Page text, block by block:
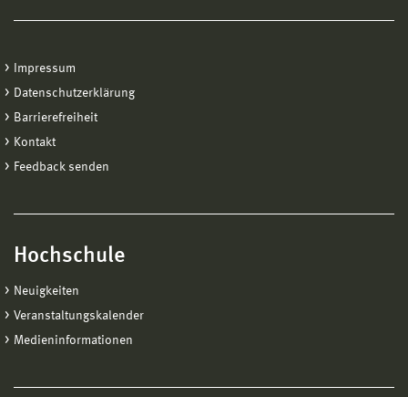
Impressum
Datenschutzerklärung
Barrierefreiheit
Kontakt
Feedback senden
Hochschule
Neuigkeiten
Veranstaltungskalender
Medieninformationen